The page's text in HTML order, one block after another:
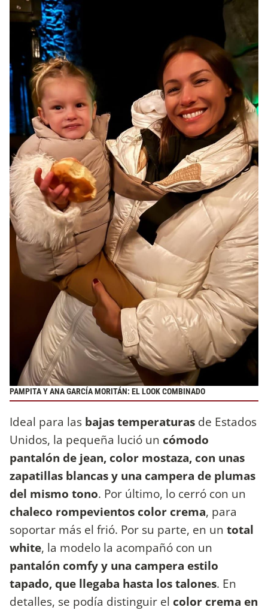
PAMPITA Y ANA GARCÍA MORITÁN: EL LOOK COMBINADO
Ideal para las bajas temperaturas de Estados
Unidos, la pequeña lució un cómodo
pantalón de jean, color mostaza, con unas
zapatillas blancas y una campera de plumas
del mismo tono. Por último, lo cerró con un
chaleco rompevientos color crema, para
soportar más el frió. Por su parte, en un total
white, la modelo la acompañó con un
pantalón comfy y una campera estilo
tapado, que llegaba hasta los talones. En
detalles, se podía distinguir el color crema en